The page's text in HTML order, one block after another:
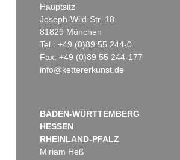
Auktion 424 - Lot 221
Hauptsitz
Joseph-Wild-Str. 18
81829 München
Tel.: +49 (0)89 55 244-0
Fax: +49 (0)89 55 244-177
info@kettererkunst.de
BADEN-WÜRTTEMBERG
HESSEN
RHEINLAND-PFALZ
Miriam Heß